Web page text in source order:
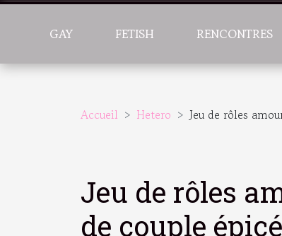
GAY FETISH RENCONTRES
Accueil Hetero Jeu de rôles
Jeu de rôles
de couple